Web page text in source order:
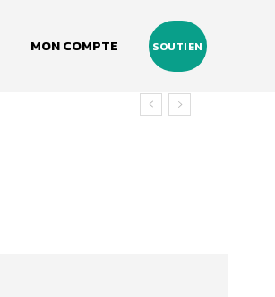
MON COMPTE SOUTIEN